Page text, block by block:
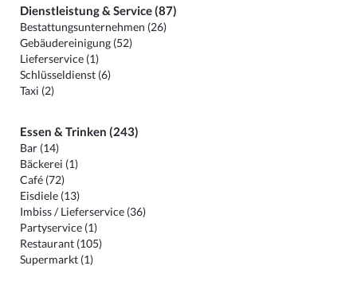
Dienstleistung & Service (87)
Bestattungsunternehmen (26)
Gebäudereinigung (52)
Lieferservice (1)
Schlüsseldienst (6)
Taxi (2)
Essen & Trinken (243)
Bar (14)
Bäckerei (1)
Café (72)
Eisdiele (13)
Imbiss / Lieferservice (36)
Partyservice (1)
Restaurant (105)
Supermarkt (1)